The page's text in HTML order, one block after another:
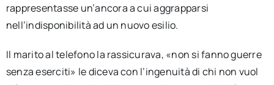
rappresentasse un’ancora a cui aggrapparsi
nell’indisponibilità ad un nuovo esilio.
Il marito al telefono la rassicurava, «non si fanno guerre
senza eserciti» le diceva con l’ingenuità di chi non vuol